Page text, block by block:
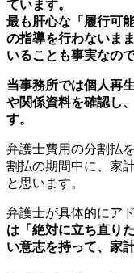
ています。
最も肝心な「履行可
の指導を行わないま
いることも事実なので
当事務所では個人再
や関係資料を確認し
す。
弁護士費用の分割払
割払の期間中に、家
と思います。
弁護士が具体的にア
は「絶対に立ち直り
い意志を持って、家